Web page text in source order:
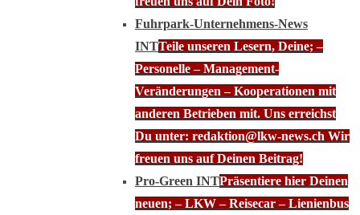
Fuhrpark-Unternehmens-News
INTTeile unseren Lesern, Deine; –
Personelle – Management-
Veränderungen – Kooperationen mit
anderen Betrieben mit. Uns erreichst
Du unter: redaktion@lkw-news.ch Wir
freuen uns auf Deinen Beitrag!
Pro-Green INTPräsentiere hier Deinen
neuen; – LKW – Reisecar – Lienienbus